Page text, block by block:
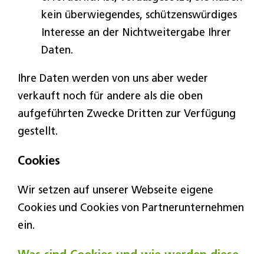
kein überwiegendes, schützenswürdiges
Interesse an der Nichtweitergabe Ihrer
Daten.
Ihre Daten werden von uns aber weder
verkauft noch für andere als die oben
aufgeführten Zwecke Dritten zur Verfügung
gestellt.
Cookies
Wir setzen auf unserer Webseite eigene
Cookies und Cookies von Partnerunternehmen
ein.